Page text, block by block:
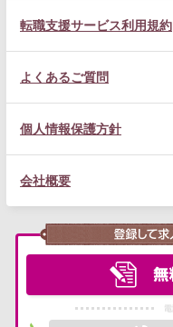
転職支援サービス利用規約
よくあるご質問
個人情報保護方針
会社概要